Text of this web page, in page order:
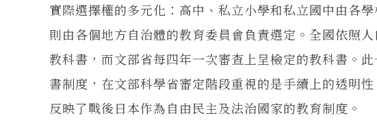
實際選擇權的多元化：高中、私立小學和私立國中由各
則由各個地方自治體的教育委員會負責選定。全國依照
教科書，而文部省每四年一次審查上呈檢定的教科書。
書制度，在文部科學省審定階段重視的是手續上的透明
反映了戰後日本作為自由民主及法治國家的教育制度。